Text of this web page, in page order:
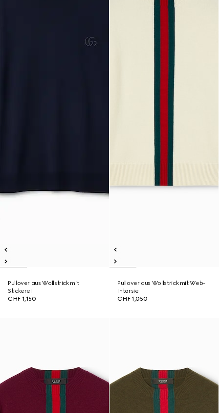
Pullover aus Wollstrick mit
Stickerei
CHF 1,150
Pullover aus Wollstrick mit Web-
Intarsie
CHF 1,050